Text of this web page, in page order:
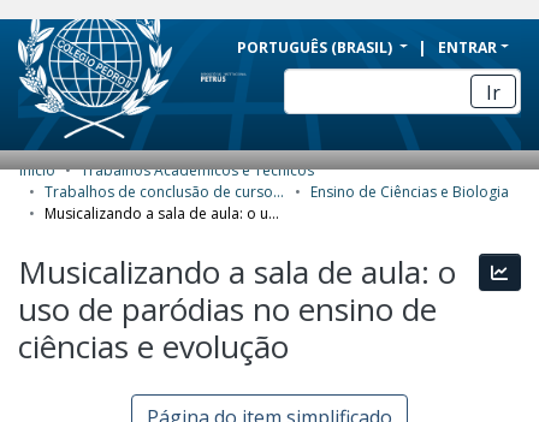
BRAZIL
Simplifique!
Comunica BR
Participe
Acesso à informação
Canais
PORTUGUÊS (BRASIL) ENTRAR
Ir
COMUNIDADES E COLEÇÕES
ESTATÍSTICAS
SOBRE
Início
Trabalhos Acadêmicos e Técnicos
Trabalhos de conclusão de curso de Especialização
Ensino de Ciências e Biologia
Musicalizando a sala de aula: o uso de paródias no ensino de ciências e evolução
Musicalizando a sala de aula: o
uso de paródias no ensino de
ciências e evolução